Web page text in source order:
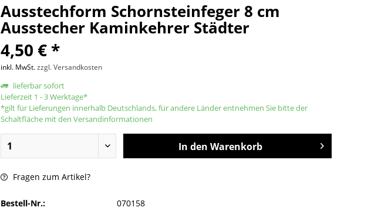
Ausstechform Schornsteinfeger 8 cm
Ausstecher Kaminkehrer Städter
4,50 € *
inkl. MwSt.zzgl. Versandkosten
lieferbar sofort
Lieferzeit 1 - 3 Werktage*
*gilt für Lieferungen innerhalb Deutschlands, für andere Länder entnehmen Sie bitte der
Schaltfläche mit den Versandinformationen
In den Warenkorb
Fragen zum Artikel?
Bestell-Nr.: 070158